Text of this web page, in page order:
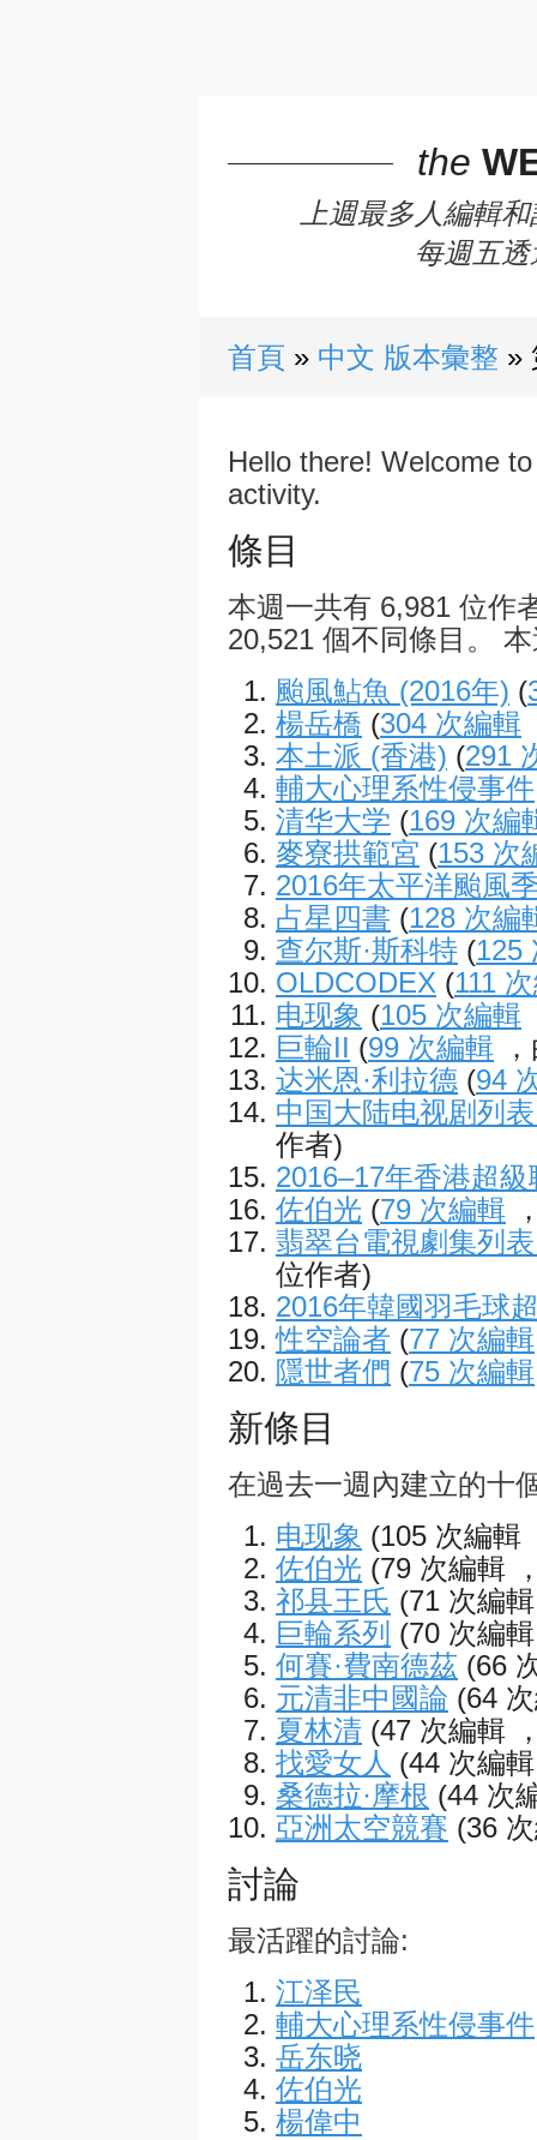
the
上週最多人編輯
每週五
首頁 中文 版本彙整
Hello there! Welcome
activity.
條目
本週一共有 6,981 位作
20,521 個不同條目。
颱風鮎魚 (2016年) (
楊岳橋 (304 次編輯
本土派 (香港) (291
輔大心理系性侵事件
清华大学 (169 次編
麥寮拱範宮 (153 次
2016年太平洋颱風
占星四書 (128 次編
查尔斯·斯科特 (125
OLDCODEX (111
电现象 (105 次編輯
巨輪II (99 次編輯
达米恩·利拉德 (94
中国大陆电视剧列
作者)
2016–17年香港超級
佐伯光 (79 次編輯
翡翠台電視劇集列
位作者)
2016年韓國羽毛球
性空論者 (77 次編輯
隱世者們 (75 次編輯
新條目
在過去一週內建立的十
电现象 (105 次編輯
佐伯光 (79 次編輯
祁县王氏 (71 次編
巨輪系列 (70 次編
何賽·費南德茲 (66
元清非中國論 (64
夏林清 (47 次編輯
找愛女人 (44 次編
桑德拉·摩根 (44 次
亞洲太空競賽 (36
討論
最活躍的討論:
江泽民
輔大心理系性侵事件
岳东晓
佐伯光
楊偉中